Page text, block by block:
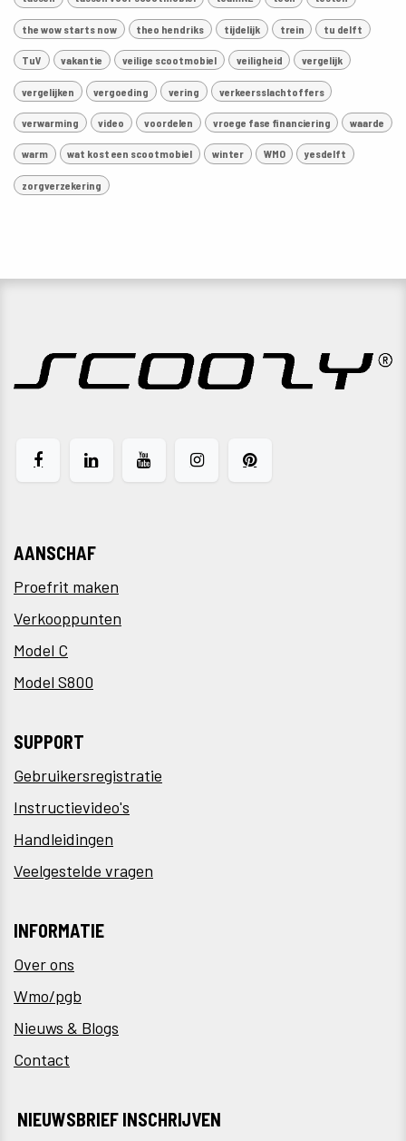
the wow starts now theo hendriks tijdelijk trein tu delft
TuV vakantie veilige scootmobiel veiligheid vergelijk
vergelijken vergoeding vering verkeersslachtoffers
verwarming video voordelen vroege fase financiering waarde
warm wat kost een scootmobiel winter WMO yesdelft
zorgverzekering
AANSCHAF
Proefrit maken
Verkooppunten
Model C
Model S800
SUPPORT
Gebruikersregistratie
Instructievideo's
Handleidingen
Veelgestelde vragen
INFORMATIE
Over ons
Wmo/pgb
Nieuws & Blogs
Contact
NIEUWSBRIEF INSCHRIJVEN